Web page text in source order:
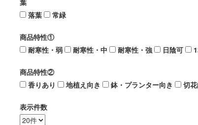
葉
落葉
常緑
商品特性①
耐寒性・弱
耐寒性・中 耐寒性・強 日陰可
商品特性②
香りあり
地植え向き 鉢・プランター向き 切
表示件数